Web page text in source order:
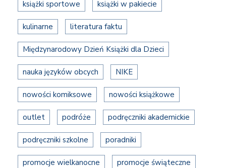
książki sportowe książki w pakiecie
kulinarne literatura faktu
Międzynarodowy Dzień Książki dla Dzieci
nauka języków obcych NIKE
nowości komiksowe nowości książkowe
outlet podróże podręczniki akademickie
podręczniki szkolne poradniki
promocje wielkanocne promocje świąteczne